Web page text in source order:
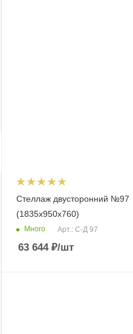
Стеллаж двусторонний №97
(1835х950х760)
Много Арт.: С-Д 97
63 644₽/шт